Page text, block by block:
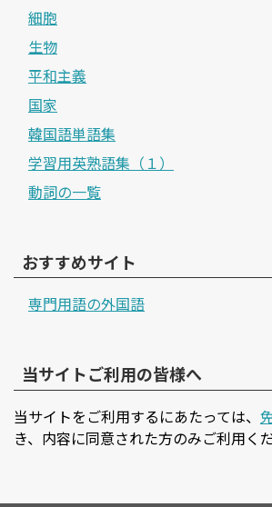
細胞
生物
平和主義
国家
韓国語単語集
学習用英熟語集（１）
動詞の一覧
おすすめサイト
専門用語の外国語
当サイトご利用の皆様へ
当サイトをご利用するにあたっては、
き、内容に同意された方のみご利用くだ